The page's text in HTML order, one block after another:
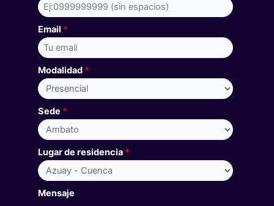
Email *
Modalidad *
Sede *
Lugar de residencia *
Mensaje